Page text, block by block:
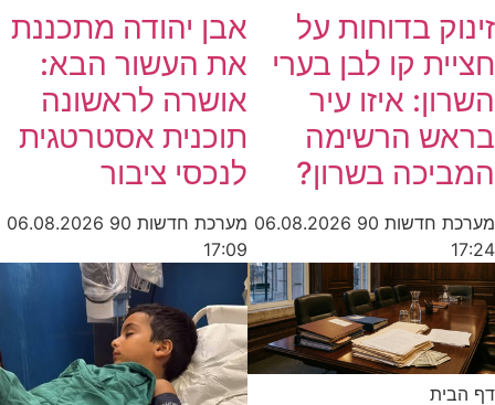
בדוחות על
קו לבן בערי
איזו עיר
הרשימה
בשרון?
חדשות 90 06.08.2026
אבן יהודה מתכננת
את העשור הבא:
אושרה לראשונה
תוכנית אסטרטגית
לנכסי ציבור
מערכת חדשות 90
06.08.2026